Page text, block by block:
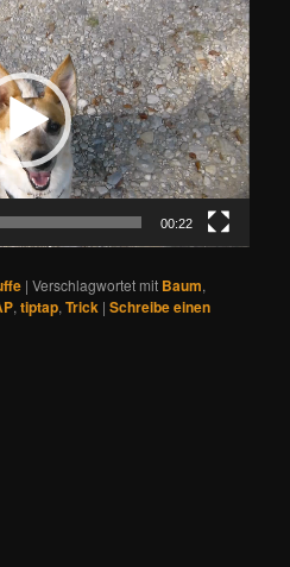
00:22
|Verschlagwortet mit Baum,
,tiptap,Trick |Schreibe einen